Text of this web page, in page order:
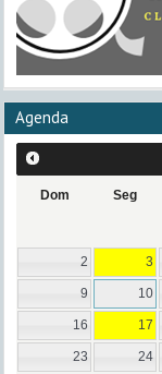
Agenda
Dom Seg
2 3
9 10
16 17
23 24